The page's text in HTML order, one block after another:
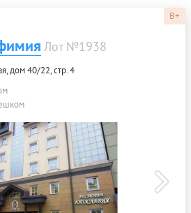
B+
Лот №1938
дом 40/22, стр. 4